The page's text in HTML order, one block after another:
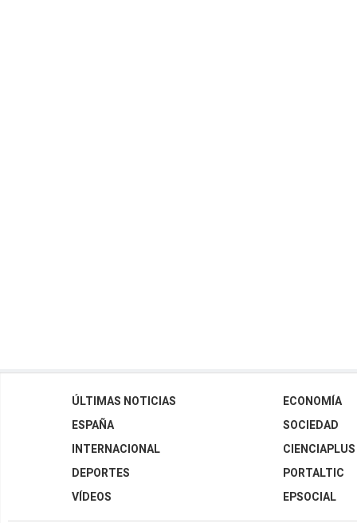
ÚLTIMAS NOTICIAS
ESPAÑA
INTERNACIONAL
DEPORTES
VÍDEOS
ECONOMÍA
SOCIEDAD
CIENCIAPLUS
PORTALTIC
EPSOCIAL